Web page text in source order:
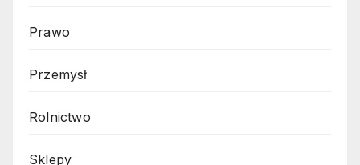
Prawo
Przemysł
Rolnictwo
Sklepy